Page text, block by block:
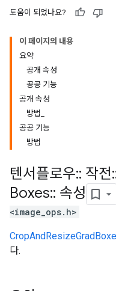
도움이 되었나요?
이 페이지의 내용
요약
공개 속성
공공 기능
공개 속성
방법_
공공 기능
방법
텐서플로우:: 작전
Boxes:: 속성
<image_ops.h>
다.